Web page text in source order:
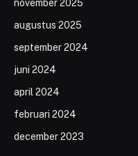
november 2025
augustus 2025
september 2024
juni 2024
april 2024
februari 2024
december 2023